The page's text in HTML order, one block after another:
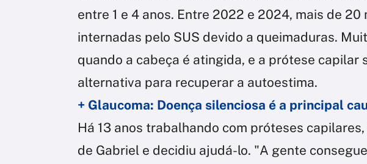
entre 1 e 4 anos. Entre 2022 e 2024, mais de 20
internadas pelo SUS devido a queimaduras.
quando a cabeça é atingida, e a prótese capilar
alternativa para recuperar a autoestima.
+ Glaucoma: Doença silenciosa é a principal
Há 13 anos trabalhando com próteses
de Gabriel e decidiu ajudá-lo. "A gente